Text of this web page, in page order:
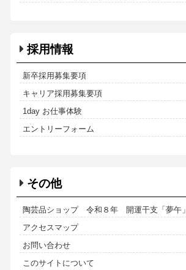
採用情報
新卒採用募集要項
キャリア採用募集要項
1day お仕事体験
エントリーフォーム
その他
陶芸品ショップ 令和８年 開運干支「夢午」
アクセスマップ
お問い合わせ
このサイトについて